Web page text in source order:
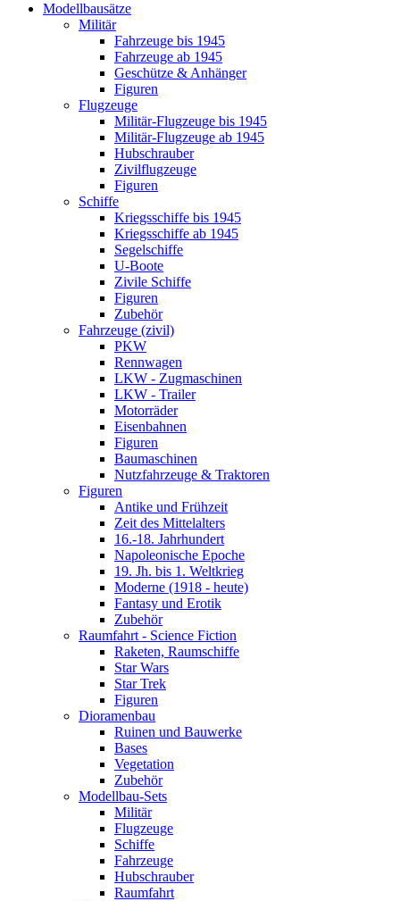
Modellbausätze
Militär
Fahrzeuge bis 1945
Fahrzeuge ab 1945
Geschütze & Anhänger
Figuren
Flugzeuge
Militär-Flugzeuge bis 1945
Militär-Flugzeuge ab 1945
Hubschrauber
Zivilflugzeuge
Figuren
Schiffe
Kriegsschiffe bis 1945
Kriegsschiffe ab 1945
Segelschiffe
U-Boote
Zivile Schiffe
Figuren
Zubehör
Fahrzeuge (zivil)
PKW
Rennwagen
LKW - Zugmaschinen
LKW - Trailer
Motorräder
Eisenbahnen
Figuren
Baumaschinen
Nutzfahrzeuge & Traktoren
Figuren
Antike und Frühzeit
Zeit des Mittelalters
16.-18. Jahrhundert
Napoleonische Epoche
19. Jh. bis 1. Weltkrieg
Moderne (1918 - heute)
Fantasy und Erotik
Zubehör
Raumfahrt - Science Fiction
Raketen, Raumschiffe
Star Wars
Star Trek
Figuren
Dioramenbau
Ruinen und Bauwerke
Bases
Vegetation
Zubehör
Modellbau-Sets
Militär
Flugzeuge
Schiffe
Fahrzeuge
Hubschrauber
Raumfahrt